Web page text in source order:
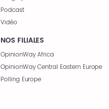
Podcast
Vidéo
NOS FILIALES
OpinionWay Africa
OpinionWay Central Eastern Europe
Polling Europe